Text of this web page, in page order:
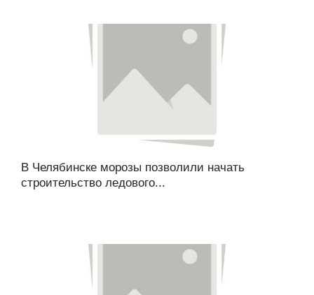
В Челябинске морозы позволили начать
строительство ледового...